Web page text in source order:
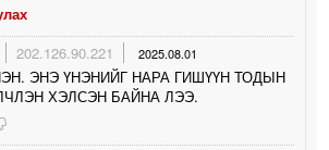
202.126.90.221 2025.08.01
ЭНЭ ҮНЭНИЙГ НАРА ГИШҮҮН ТОДЫН
ХЭЛСЭН БАЙНА ЛЭЭ.